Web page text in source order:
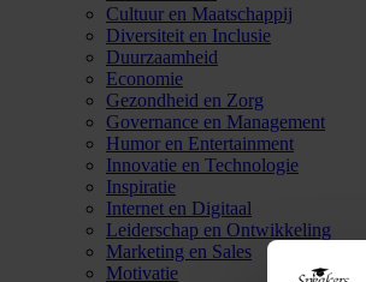
Cultuur en Maatschappij
Diversiteit en Inclusie
Duurzaamheid
Economie
Gezondheid en Zorg
Governance en Management
Humor en Entertainment
Innovatie en Technologie
Inspiratie
Internet en Digitaal
Leiderschap en Ontwikkeling
Marketing en Sales
Motivatie